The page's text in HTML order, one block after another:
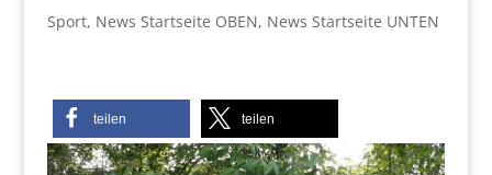
Sport, News Startseite OBEN, News Startseite UNTEN
teilen teilen